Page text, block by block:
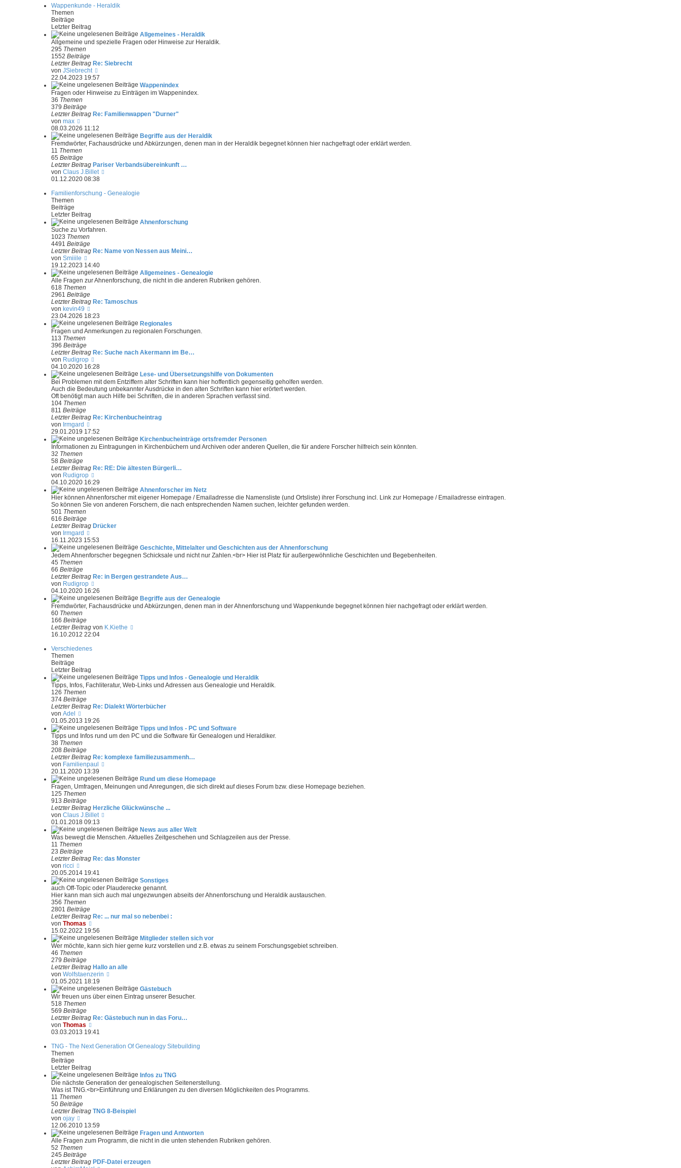
t
e
r
B
t
r
a
g
Wappenkunde - Heraldik
Themen
Beiträge
Letzter Beitrag
Allgemeines - Heraldik
Allgemeine und spezielle Fragen oder Hinweise zur Heraldik.
295 Themen
1552 Beiträge
Letzter Beitrag Re: Siebrecht
von JSiebrecht
u
e
e
e
i
a
g
22.04.2023 19:57
Wappenindex
Fragen oder Hinweise zu Einträgen im Wappenindex.
36 Themen
379 Beiträge
Letzter Beitrag Re: Familienwappen "Durner"
von max
e
u
e
t
e
r
B
i
a
g
08.03.2026 11:12
Begriffe aus der Heraldik
Fremdwörter, Fachausdrücke und Abkürzungen, denen man in der Heraldik begegnet können hier nachgefragt oder erklärt werden.
11 Themen
65 Beiträge
Letzter Beitrag Pariser Verbandsübereinkunft …
von Claus J.Billet
e
r
t
g
01.12.2020 08:38
Familienforschung - Genealogie
Themen
Beiträge
Letzter Beitrag
Ahnenforschung
Suche zu Vorfahren.
1023 Themen
4491 Beiträge
Letzter Beitrag Re: Name von Nessen aus Meini…
von Smiiile
e
u
e
t
e
r
B
e
i
a
g
19.12.2023 14:40
Allgemeines - Genealogie
Alle Fragen zur Ahnenforschung, die nicht in die anderen Rubriken gehören.
618 Themen
2961 Beiträge
Letzter Beitrag Re: Tamoschus
von kevin49
e
u
e
e
r
B
e
t
r
23.04.2026 18:23
Regionales
Fragen und Anmerkungen zu regionalen Forschungen.
113 Themen
396 Beiträge
Letzter Beitrag Re: Suche nach Akermann im Be…
von Rudigrop
e
u
e
s
B
i
t
r
04.10.2020 16:28
Lese- und Übersetzungshilfe von Dokumenten
Bei Problemen mit dem Entziffern alter Schriften kann hier hoffentlich gegenseitig geholfen werden.
Auch die Bedeutung unbekannter Ausdrücke in den alten Schriften kann hier erörtert werden.
Oft benötigt man auch Hilfe bei Schriften, die in anderen Sprachen verfasst sind.
104 Themen
811 Beiträge
Letzter Beitrag Re: Kirchenbucheintrag
von Irmgard
e
u
e
e
r
B
e
i
g
29.01.2019 17:52
Kirchenbucheinträge ortsfremder Personen
Informationen zu Eintragungen in Kirchenbüchern und Archiven oder anderen Quellen, die für andere Forscher hilfreich sein könnten.
32 Themen
58 Beiträge
Letzter Beitrag Re: RE: Die ältesten Bürgerli…
von Rudigrop
e
u
e
s
r
e
i
t
g
04.10.2020 16:29
Ahnenforscher im Netz
Hier können Ahnenforscher mit eigener Homepage / Emailadresse die Namensliste (und Ortsliste) ihrer Forschung incl. Link zur Homepage / Emailadresse eintragen.
So können Sie von anderen Forschern, die nach entsprechenden Namen suchen, leichter gefunden werden.
501 Themen
616 Beiträge
Letzter Beitrag Drücker
von Irmgard
e
u
e
e
r
B
e
i
a
g
16.11.2023 15:53
Geschichte, Mittelalter und Geschichten aus der Ahnenforschung
Jedem Ahnenforscher begegnen Schicksale und nicht nur Zahlen.<br> Hier ist Platz für außergewöhnliche Geschichten und Begebenheiten.
45 Themen
66 Beiträge
Letzter Beitrag Re: in Bergen gestrandete Aus…
von Rudigrop
e
u
e
e
r
a
g
04.10.2020 16:26
Begriffe aus der Genealogie
Fremdwörter, Fachausdrücke und Abkürzungen, denen man in der Ahnenforschung und Wappenkunde begegnet können hier nachgefragt oder erklärt werden.
60 Themen
166 Beiträge
Letzter Beitrag von K.Kiethe
r
B
t
g
16.10.2012 22:04
Verschiedenes
Themen
Beiträge
Letzter Beitrag
Tipps und Infos - Genealogie und Heraldik
Tipps, Infos, Fachliteratur, Web-Links und Adressen aus Genealogie und Heraldik.
126 Themen
374 Beiträge
Letzter Beitrag Re: Dialekt Wörterbücher
von Adel
e
u
e
t
e
r
B
e
i
t
r
a
g
01.05.2013 19:26
Tipps und Infos - PC und Software
Tipps und Infos rund um den PC und die Software für Genealogen und Heraldiker.
38 Themen
208 Beiträge
Letzter Beitrag Re: komplexe familiezusammenh…
von Familienpaul
u
e
e
e
i
a
20.11.2020 13:39
Rund um diese Homepage
Fragen, Umfragen, Meinungen und Anregungen, die sich direkt auf dieses Forum bzw. diese Homepage beziehen.
125 Themen
913 Beiträge
Letzter Beitrag Herzliche Glückwünsche ...
von Claus J.Billet
u
e
e
e
i
t
01.01.2018 09:13
News aus aller Welt
Was bewegt die Menschen. Aktuelles Zeitgeschehen und Schlagzeilen aus der Presse.
11 Themen
23 Beiträge
Letzter Beitrag Re: das Monster
von ricci
e
u
e
s
t
e
r
B
e
i
t
r
a
g
20.05.2014 19:41
Sonstiges
auch Off-Topic oder Plauderecke genannt.
Hier kann man sich auch mal ungezwungen abseits der Ahnenforschung und Heraldik austauschen.
356 Themen
2801 Beiträge
Letzter Beitrag Re: ... nur mal so nebenbei :
von Thomas
e
u
e
e
r
B
e
i
a
15.02.2022 19:56
Mitglieder stellen sich vor
Wer möchte, kann sich hier gerne kurz vorstellen und z.B. etwas zu seinem Forschungsgebiet schreiben.
46 Themen
279 Beiträge
Letzter Beitrag Hallo an alle
von Wolfstaenzerin
u
e
e
i
g
01.05.2021 18:19
Gästebuch
Wir freuen uns über einen Eintrag unserer Besucher.
518 Themen
569 Beiträge
Letzter Beitrag Re: Gästebuch nun in das Foru…
von Thomas
e
e
r
B
e
r
g
03.03.2013 19:41
TNG - The Next Generation Of Genealogy Sitebuilding
Themen
Beiträge
Letzter Beitrag
Infos zu TNG
Die nächste Generation der genealogischen Seitenerstellung.
Was ist TNG.<br>Einführung und Erklärungen zu den diversen Möglichkeiten des Programms.
11 Themen
50 Beiträge
Letzter Beitrag TNG 8-Beispiel
von ojay
e
u
e
s
t
e
12.06.2010 13:59
Fragen und Antworten
Alle Fragen zum Programm, die nicht in die unten stehenden Rubriken gehören.
52 Themen
245 Beiträge
Letzter Beitrag PDF-Datei erzeugen